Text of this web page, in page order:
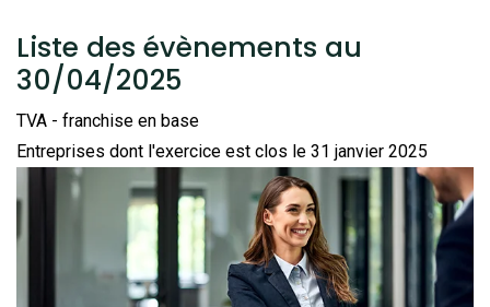
Liste des évènements au
30/04/2025
TVA - franchise en base
Entreprises dont l'exercice est clos le 31 janvier 2025